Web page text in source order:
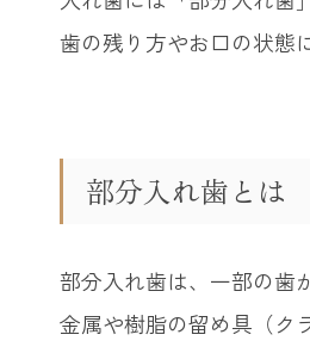
歯の残り方やお口の状態
部分入れ歯とは
部分入れ歯は、一部の歯
金属や樹脂の留め具（ク